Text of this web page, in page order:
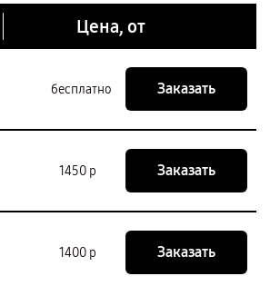
Цена, от
бесплатно Заказать
1450 р Заказать
1400 р Заказать